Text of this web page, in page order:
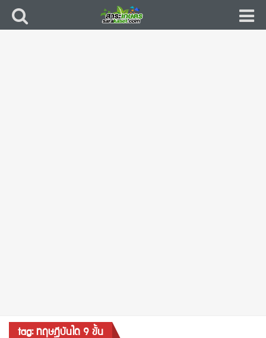
tag: ทฤษฎีบันได 9 ขั้น